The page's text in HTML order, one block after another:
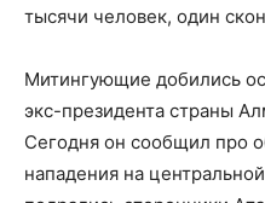
тысячи человек, один
Митингующие добились
экс-президента страны
Сегодня он сообщил про
нападения на